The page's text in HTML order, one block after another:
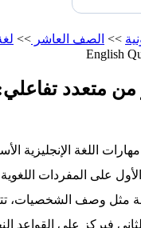
>> الصف العاشر >>
English
مهارات اللغة الإنجليزية
على المفردات
مثل وصف الشخصيات،
فيركز على القواعد